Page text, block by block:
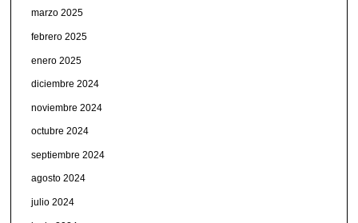
marzo 2025
febrero 2025
enero 2025
diciembre 2024
noviembre 2024
octubre 2024
septiembre 2024
agosto 2024
julio 2024